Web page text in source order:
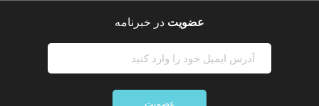
عضویت در خبرنامه
عضویت